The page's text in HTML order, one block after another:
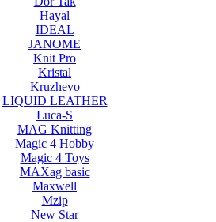
Hayal
IDEAL
JANOME
Knit Pro
Kristal
Kruzhevo
LIQUID LEATHER
Luca-S
MAG Knitting
Magic 4 Hobby
Magic 4 Toys
MAXag basic
Maxwell
Mzip
New Star